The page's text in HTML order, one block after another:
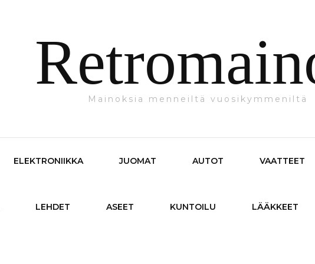
Mainoksia menneiltä vuosikymmeniltä
ELEKTRONIIKKA JUOMAT AUTOT VAATTEET
LEHDET ASEET KUNTOILU LÄÄKKEET